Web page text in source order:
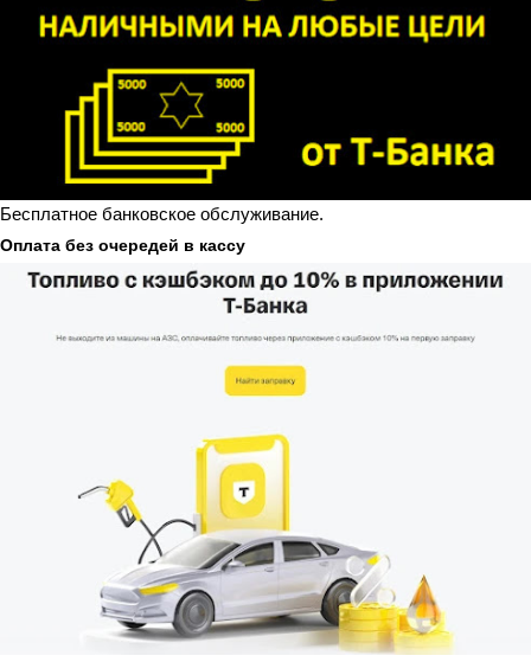
Бесплатное банковское обслуживание.
Оплата без очередей в кассу